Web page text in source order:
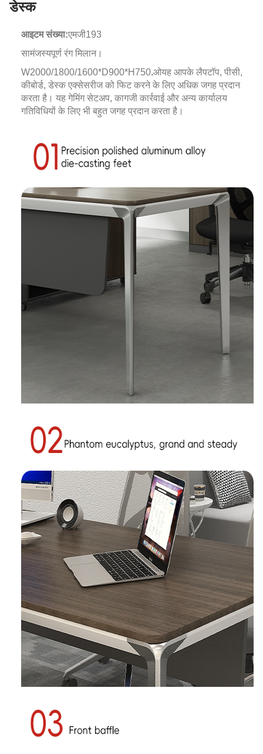
डेस्क
आइटम संख्या:एमजी193
सामंजस्यपूर्ण रंग मिलान।
W2000/1800/1600*D900*H750.ओयह आपके लैपटॉप, पीसी,
कीबोर्ड, डेस्क एक्सेसरीज को फिट करने के लिए अधिक जगह प्रदान
करता है। यह गेमिंग सेटअप, कागजी कार्रवाई और अन्य कार्यालय
गतिविधियों के लिए भी बहुत जगह प्रदान करता है।